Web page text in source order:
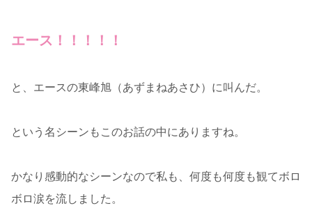
エース！！！！！
と、エースの東峰旭（あずまねあさひ）に叫んだ。
という名シーンもこのお話の中にありますね。
かなり感動的なシーンなので私も、何度も何度も観てボロ
ボロ涙を流しました。